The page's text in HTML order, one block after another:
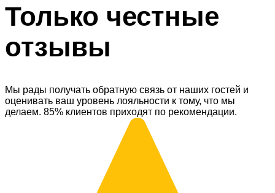
Только честные
отзывы
Мы рады получать обратную связь от наших гостей и
оценивать ваш уровень лояльности к тому, что мы
делаем. 85% клиентов приходят по рекомендации.